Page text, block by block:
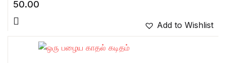
50.00
Add to Wishlist